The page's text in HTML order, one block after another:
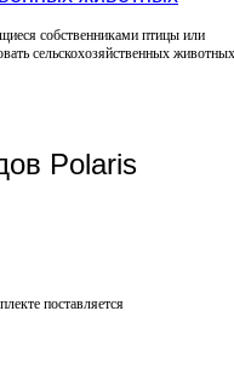
собственниками птицы или
сельскохозяйственных животных.
Polaris
поставляется